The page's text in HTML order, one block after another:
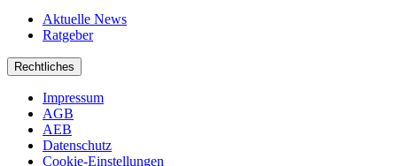
Die Marken der EXTRA Computer GmbH